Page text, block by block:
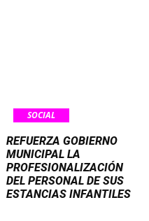
SOCIAL
REFUERZA GOBIERNO
MUNICIPAL LA
PROFESIONALIZACIÓN
DEL PERSONAL DE SUS
ESTANCIAS INFANTILES